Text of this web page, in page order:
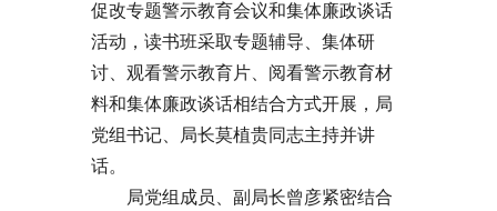
促改专题警示教育会议和集体廉政谈话
活动，读书班采取专题辅导、集体研
讨、观看警示教育片、阅看警示教育材
料和集体廉政谈话相结合方式开展，局
党组书记、局长莫植贵同志主持并讲
话。
局党组成员、副局长曾彦紧密结合